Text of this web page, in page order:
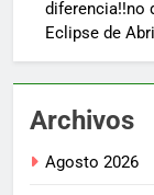
diferencia!!no
Eclipse de
Archivos
Agosto 2026